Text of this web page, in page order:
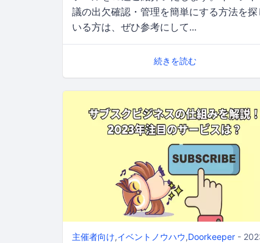
議の出欠確認・管理を簡単にする方法を探
いる方は、ぜひ参考にして...
続きを読む
主催者向け,イベントノウハウ,Doorkeeper -